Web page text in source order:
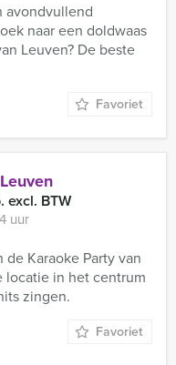
avondvullend
naar een doldwaas
Leuven? De beste
Favoriet
excl. BTW
uur
Karaoke Party van
locatie in het centrum
zingen.
Favoriet